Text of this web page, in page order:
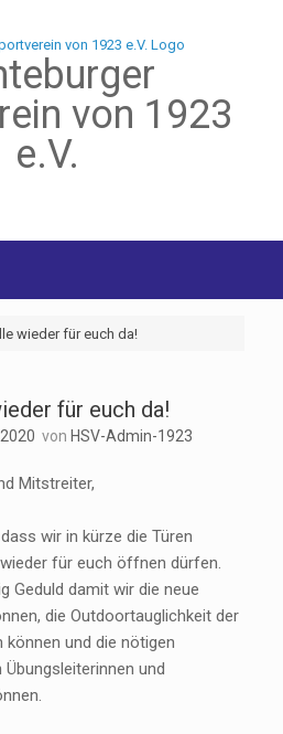
von 1923
e.V.
wieder für euch da!
für euch da!
von HSV-Admin-1923
Mitstreiter,
wir in kürze die Türen
für euch öffnen dürfen.
Geduld damit wir die neue
die Outdoortauglichkeit der
und die nötigen
und